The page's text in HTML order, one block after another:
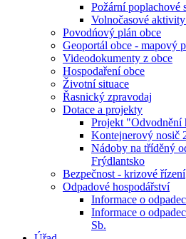
Požární poplachové
Volnočasové
Povodńový plán obce
Geoportál obce - mapový
Videodokumenty z obce
Hospodaření obce
Životní situace
Řasnický zpravodaj
Dotace a projekty
Projekt "Odvodnění
Kontejnerový nosič
Nádoby na tříděný
Frýdlantsko
Bezpečnost - krizové řízení
Odpadové hospodářství
Informace o
Informace o
Sb.